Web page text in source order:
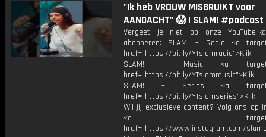
"Ik heb VROUW MISBRUIKT voor
AANDACHT" 😱 | SLAM! #podcast
Vergeet je niet op onze YouTube-
abonneren: SLAM! – Radio <a
href="https://bit.ly/
SLAM! – Music <a
href="https://bit.ly/
SLAM! – Series <a
href="https://bit.ly/
Wil jij exclusieve content? Volg ons op
<a
href="https://www.instagram.com/